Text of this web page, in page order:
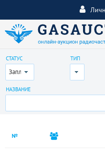
СТАТУС
Запланирован
ТИП
Все
НАЗВАНИЕ
№